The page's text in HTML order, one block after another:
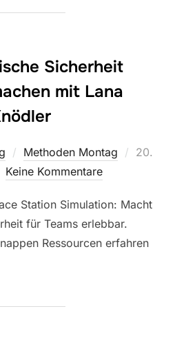
Sicherheit
mit Lana
Methoden Montag
20.
Keine Kommentare
Station Simulation: Macht
für Teams erlebbar.
Ressourcen erfahren